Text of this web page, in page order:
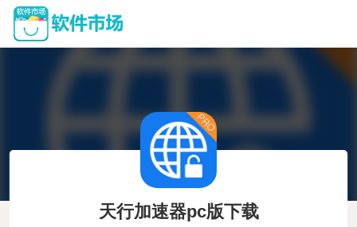
天行加速器pc版下载